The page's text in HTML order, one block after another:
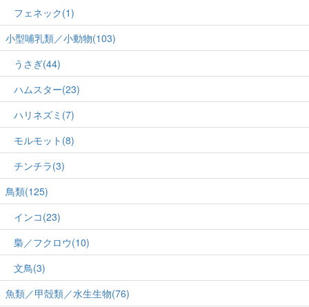
フェネック(1)
小型哺乳類／小動物(103)
うさぎ(44)
ハムスター(23)
ハリネズミ(7)
モルモット(8)
チンチラ(3)
鳥類(125)
インコ(23)
梟／フクロウ(10)
文鳥(3)
魚類／甲殻類／水生生物(76)